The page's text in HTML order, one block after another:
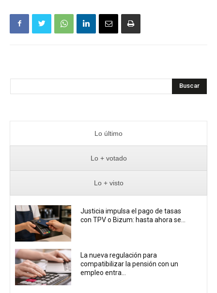
Buscar
Lo último
Lo + votado
Lo + visto
Justicia impulsa el pago de tasas
con TPV o Bizum: hasta ahora se...
La nueva regulación para
compatibilizar la pensión con un
empleo entra...